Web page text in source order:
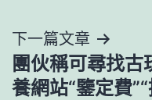
覽
下一篇文章
團伙稱可尋找
養網站“鑒定費